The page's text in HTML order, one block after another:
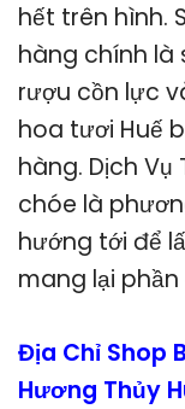
hết trên hình.
hàng chính là
rượu cồn lực
hoa tươi Huế
hàng. Dịch Vụ
chóe là
hướng tới để
mang lại
Địa Chỉ Shop
Hương Thủy